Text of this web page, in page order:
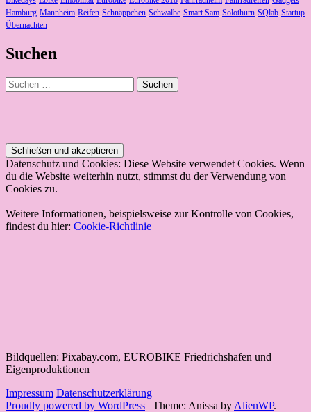
Hamburg Mannheim Reifen Schnäppchen Schwalbe Smart Sam Solothurn SQlab Startup
Übernachten
Suchen
Suchen
nach:
Datenschutz und Cookies: Diese Website verwendet Cookies. Wenn
du die Website weiterhin nutzt, stimmst du der Verwendung von
Cookies zu.
Weitere Informationen, beispielsweise zur Kontrolle von Cookies,
findest du hier: Cookie-Richtlinie
Bildquellen: Pixabay.com, EUROBIKE Friedrichshafen und
Eigenproduktionen
Impressum Datenschutzerklärung
Proudly powered by WordPress | Theme: Anissa by AlienWP.